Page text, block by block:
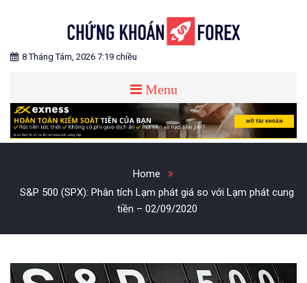
CHỨNG KHOÁN FOREX
Blog chia sẻ về Chứng Khoán và Forex
8 Tháng Tám, 2026 7:19 chiều
Menu
Home
S&P 500 (SPX): Phân tích Lạm phát giá so với Lạm phát cung
tiền – 02/09/2020